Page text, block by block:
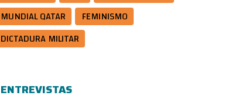
MUNDIAL QATAR
FEMINISMO
DICTADURA MILITAR
ENTREVISTAS